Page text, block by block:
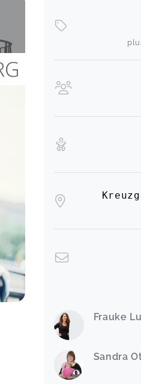
Frauke
Sandra